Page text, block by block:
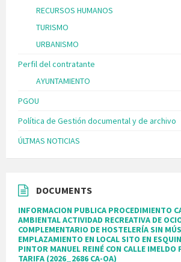
RECURSOS HUMANOS
TURISMO
URBANISMO
Perfil del contratante
AYUNTAMIENTO
PGOU
Política de Gestión documental y de archivo
ÚLTMAS NOTICIAS
DOCUMENTS
INFORMACION PUBLICA PROCEDIMIENTO
AMBIENTAL ACTIVIDAD RECREATIVA DE
COMPLEMENTARIO DE HOSTELERÍA SIN
EMPLAZAMIENTO EN LOCAL SITO EN
PINTOR MANUEL REINÉ CON CALLE IMELDO
TARIFA (2026_2686 CA-OA)